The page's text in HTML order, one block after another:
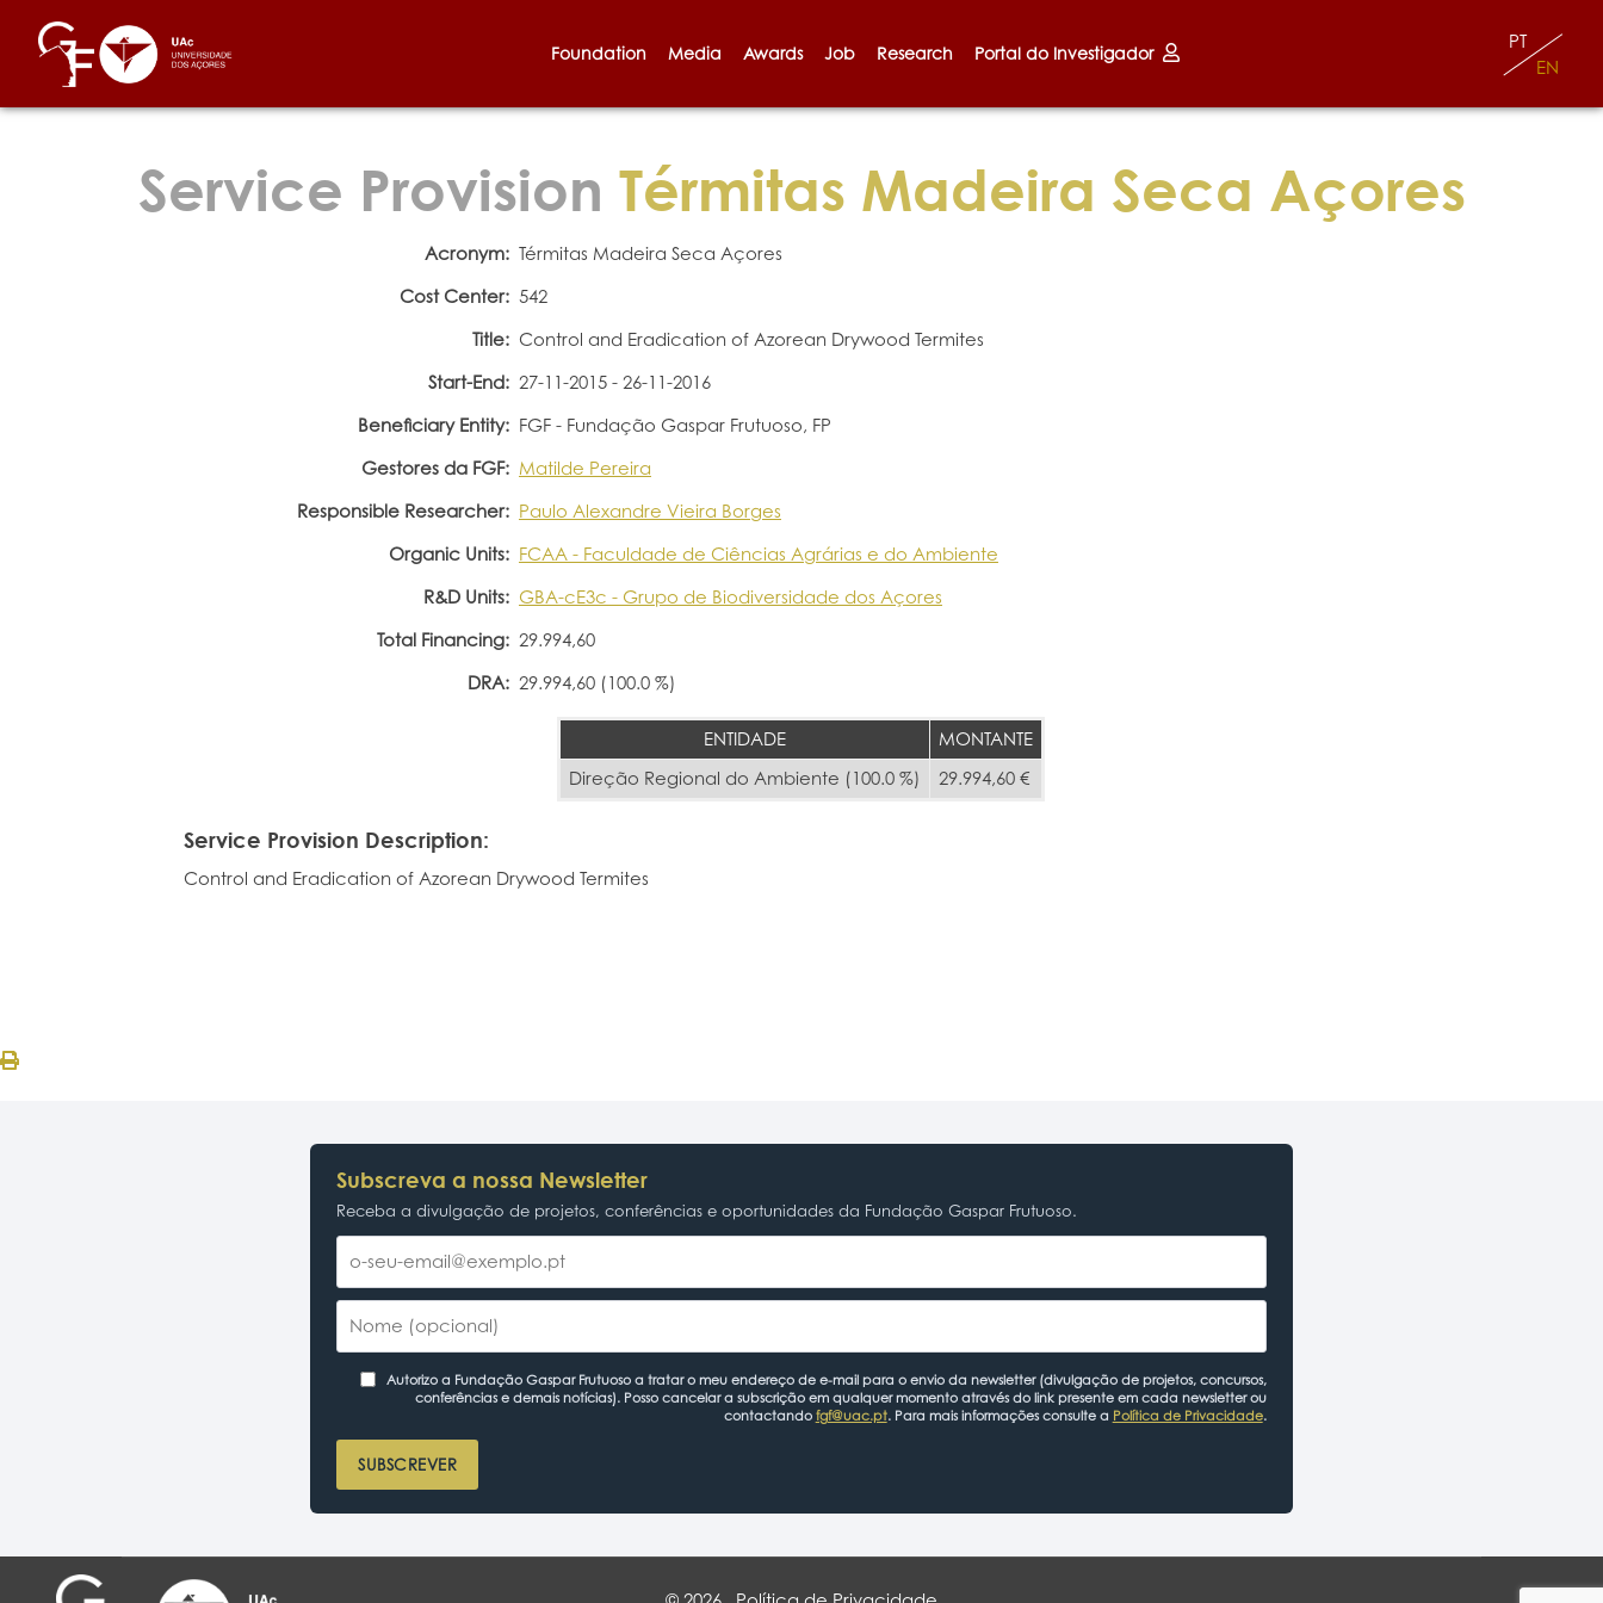
Foundation Media Awards Job Research Portal do Investigador
EN
PT
Service Provision Térmitas Madeira Seca Açores
Acronym: Térmitas Madeira Seca Açores
Cost Center: 542
Title: Control and Eradication of Azorean Drywood Termites
Start-End: 27-11-2015 - 26-11-2016
Beneficiary Entity: FGF - Fundação Gaspar Frutuoso, FP
Gestores da FGF: Matilde Pereira
Responsible Researcher: Paulo Alexandre Vieira Borges
Organic Units: FCAA - Faculdade de Ciências Agrárias e do Ambiente
R&D Units: GBA-cE3c - Grupo de Biodiversidade dos Açores
Total Financing: 29.994,60
DRA: 29.994,60 (100.0 %)
ENTIDADE
MONTANTE
Direção Regional do Ambiente (100.0 %)
29.994,60 €
Service Provision Description:
Control and Eradication of Azorean Drywood Termites
Subscreva a nossa Newsletter
Receba a divulgação de projetos, conferências e oportunidades da Fundação Gaspar Frutuoso.
Autorizo a Fundação Gaspar Frutuoso a tratar o meu endereço de e-mail para o envio da newsletter (divulgação de projetos, concursos,
conferências e demais notícias). Posso cancelar a subscrição em qualquer momento através do link presente em cada newsletter ou
contactando fgf@uac.pt. Para mais informações consulte a Política de Privacidade.
SUBSCREVER